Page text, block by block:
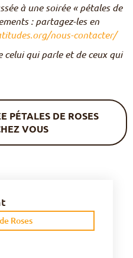
à une soirée « pétales de
: partagez-les en
nous-contacter/
qui parle et de ceux qui
PÉTALES DE ROSES
VOUS
Roses